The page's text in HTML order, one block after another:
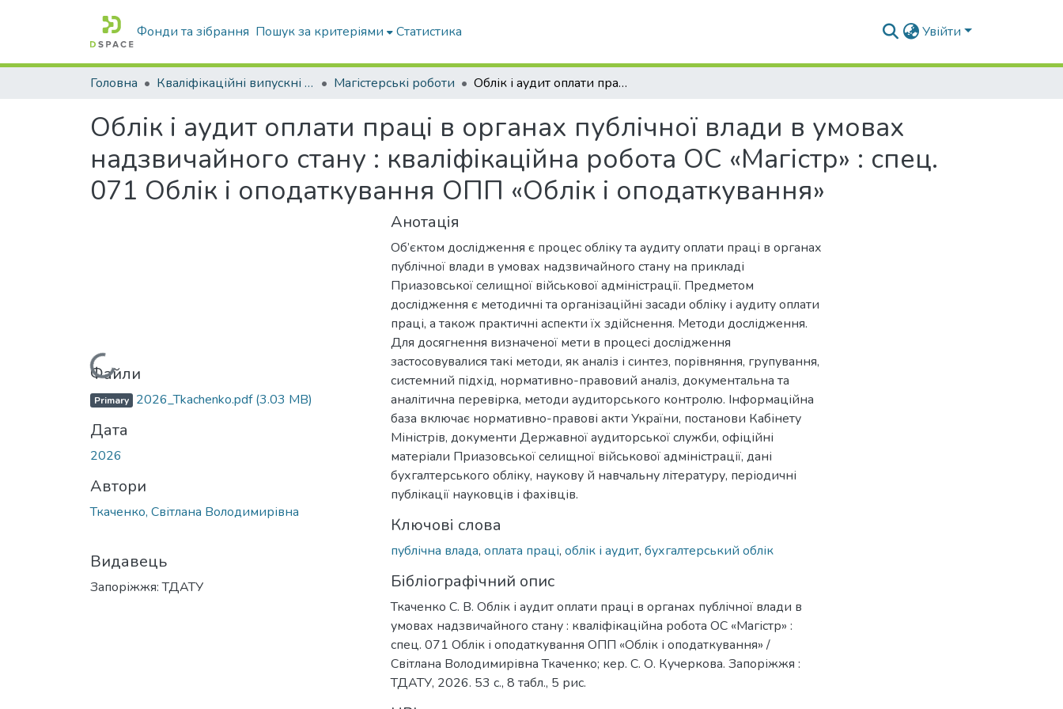
Фонди та зібрання Пошук за критеріями Статистика Увійти
Головна Кваліфікаційні випускні роботи бакалаврів і магістрів Магістерські роботи Облік і аудит оплати праці в органах публічної влади в умовах надзвичайного стану : кваліфікаційна робота ОС «Магістр» : спец. 071 Облік і оподаткування ОПП «Облік і оподаткування»
Облік і аудит оплати праці в органах публічної влади в умовах
надзвичайного стану : кваліфікаційна робота ОС «Магістр» : спец.
071 Облік і оподаткування ОПП «Облік і оподаткування»
Вантажиться...
Файли
Primary 2026_Tkachenko.pdf(3.03 MB)
Дата
2026
Автори
Ткаченко, Світлана Володимирівна
Видавець
Запоріжжя: ТДАТУ
Анотація
Об’єктом дослідження є процес обліку та аудиту оплати праці в органах
публічної влади в умовах надзвичайного стану на прикладі
Приазовської селищної військової адміністрації. Предметом
дослідження є методичні та організаційні засади обліку і аудиту оплати
праці, а також практичні аспекти їх здійснення. Методи дослідження.
Для досягнення визначеної мети в процесі дослідження
застосовувалися такі методи, як аналіз і синтез, порівняння, групування,
системний підхід, нормативно-правовий аналіз, документальна та
аналітична перевірка, методи аудиторського контролю. Інформаційна
база включає нормативно-правові акти України, постанови Кабінету
Міністрів, документи Державної аудиторської служби, офіційні
матеріали Приазовської селищної військової адміністрації, дані
бухгалтерського обліку, наукову й навчальну літературу, періодичні
публікації науковців і фахівців.
Ключові слова
публічна влада, оплата праці, облік і аудит, бухгалтерський облік
Бібліографічний опис
Ткаченко С. В. Облік і аудит оплати праці в органах публічної влади в
умовах надзвичайного стану : кваліфікаційна робота ОС «Магістр» :
спец. 071 Облік і оподаткування ОПП «Облік і оподаткування» /
Світлана Володимирівна Ткаченко; кер. С. О. Кучеркова. Запоріжжя :
ТДАТУ, 2026. 53 с., 8 табл., 5 рис.